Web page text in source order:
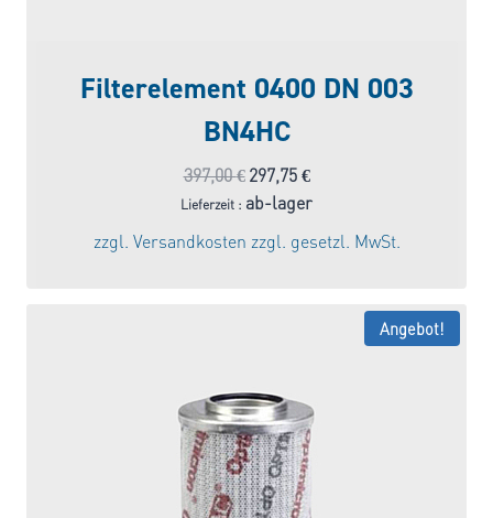
Filterelement 0400 DN 003
BN4HC
397,00€ Ursprünglicher
Preis
war:
397,00 €
297,75 €Aktueller
Preis
Lieferzeit : ab-lager
zzgl. Versandkosten zzgl. gesetzl. MwSt.
Angebot!